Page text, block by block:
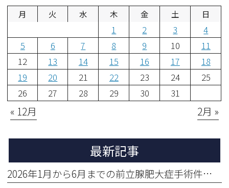
月 火 水 木 金 土 日
1 2 3
4
5
6 7 8 9 10
11
12
13 14 15 16 17
18
19
20 21 22 23 24
25
26
27 28 29 30 31
« 12月 2月 »
最新記事
2026年1月から6月までの前立腺肥大症手術件数をお知らせします。113 BPH Procedures Performed in the First Half of 2026